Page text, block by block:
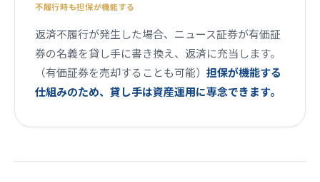
不履行時も担保が機能する
返済不履行が発生した場合、ニュース証券が有価証
券の名義を貸し手に書き換え、返済に充当します。
（有価証券を売却することも可能） 担保が機能する
仕組みのため、貸し手は資産運用に専念できます。